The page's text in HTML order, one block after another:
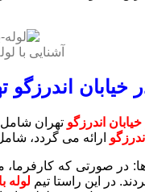
آشنایی با
خیابان
اندرزگو تهران
ارائه می گردد،
در صورتی که کارفرما،
در این راستا تیم لوله